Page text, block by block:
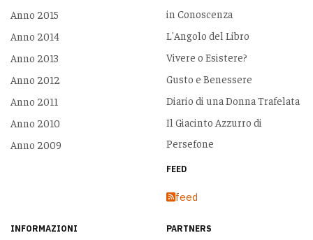
Anno 2015
Anno 2014
Anno 2013
Anno 2012
Anno 2011
Anno 2010
Anno 2009
in Conoscenza
L'Angolo del Libro
Vivere o Esistere?
Gusto e Benessere
Diario di una Donna Trafelata
Il Giacinto Azzurro di
Persefone
FEED
feed
INFORMAZIONI PARTNERS